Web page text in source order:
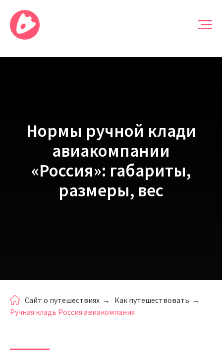
Нормы ручной клади
авиакомпании
«Россия»: габариты,
размеры, вес
Сайт о путешествиях → Как путешествовать →
Ручная кладь Россия авиакомпания